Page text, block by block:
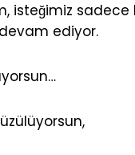
isteğimiz
ediyor.
üzülüyorsun,